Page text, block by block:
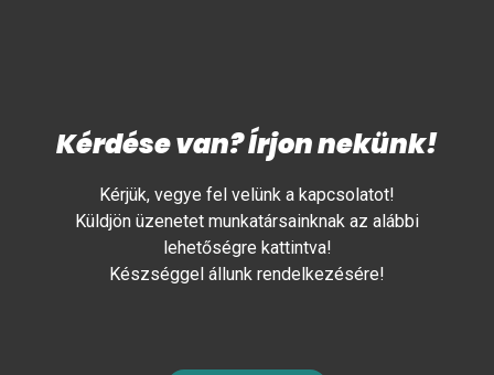
Kérdése van? Írjon nekünk!
Kérjük, vegye fel velünk a kapcsolatot!
Küldjön üzenetet munkatársainknak az alábbi
lehetőségre kattintva!
Készséggel állunk rendelkezésére!